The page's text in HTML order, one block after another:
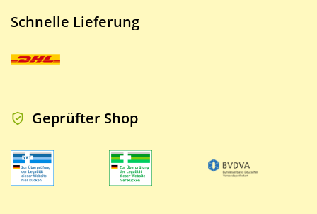
Schnelle Lieferung
Geprüfter Shop